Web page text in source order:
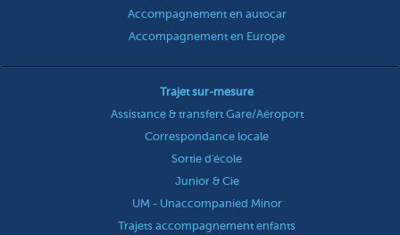
Accompagnement en autocar
Accompagnement en Europe
Trajet sur-mesure
Assistance & transfert Gare/Aéroport
Correspondance locale
Sortie d'école
Junior & Cie
UM - Unaccompanied Minor
Trajets accompagnement enfants